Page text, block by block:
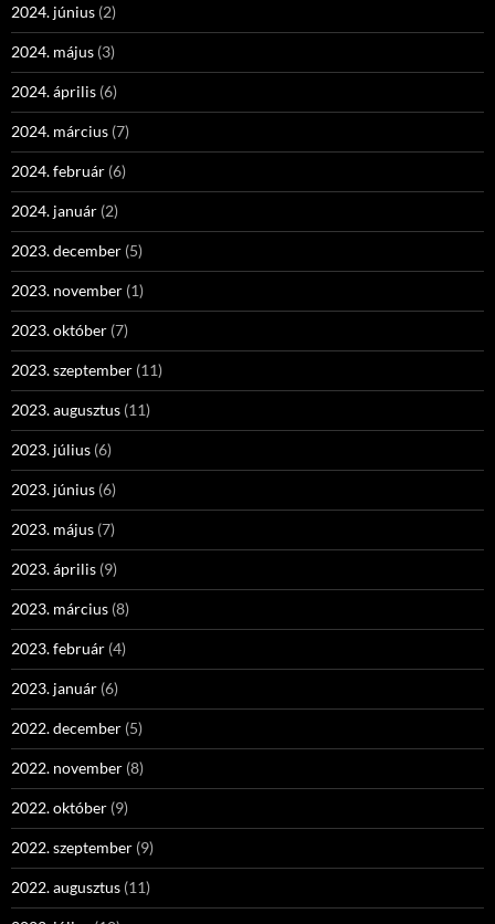
2024. június (2)
2024. május (3)
2024. április (6)
2024. március (7)
2024. február (6)
2024. január (2)
2023. december (5)
2023. november (1)
2023. október (7)
2023. szeptember (11)
2023. augusztus (11)
2023. július (6)
2023. június (6)
2023. május (7)
2023. április (9)
2023. március (8)
2023. február (4)
2023. január (6)
2022. december (5)
2022. november (8)
2022. október (9)
2022. szeptember (9)
2022. augusztus (11)